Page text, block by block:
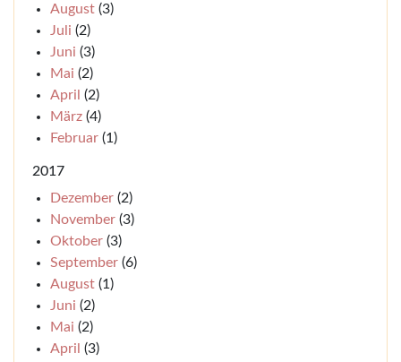
August (3)
Juli (2)
Juni (3)
Mai (2)
April (2)
März (4)
Februar (1)
2017
Dezember (2)
November (3)
Oktober (3)
September (6)
August (1)
Juni (2)
Mai (2)
April (3)